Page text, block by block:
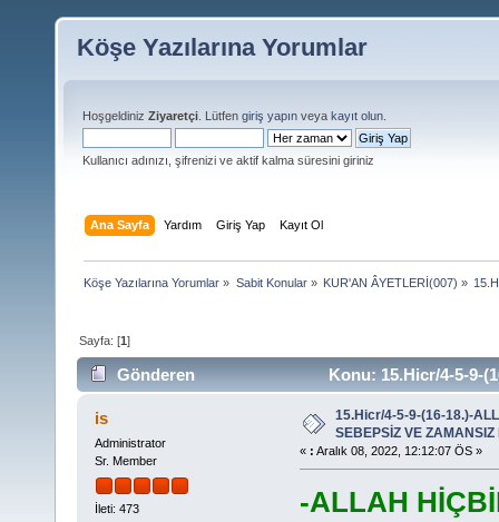
Köşe Yazılarına Yorumlar
Hoşgeldiniz Ziyaretçi . Lütfen giriş yapın veya kayıt olun
Kullanıcı adınızı, şifrenizi ve aktif kalma süresini giriniz
Ana Sayfa Yardım Giriş Yap Kayıt Ol
Köşe Yazılarına Yorumlar » Sabit Konular» KUR'AN ÂYETLERİ(007) »
Sayfa: [1]
Gönderen
Konu: 15.Hicr/4-5-9-
HELÂK ETMEZ (Okunma sayısı 18458 defa)
is
Administrator
Sr. Member
İleti: 473
15.Hicr/4-5-9-(16-18.)-
SEBEPSİZ VE
« : Aralık 08, 2022, 12:12:07 ÖS »
-ALLAH